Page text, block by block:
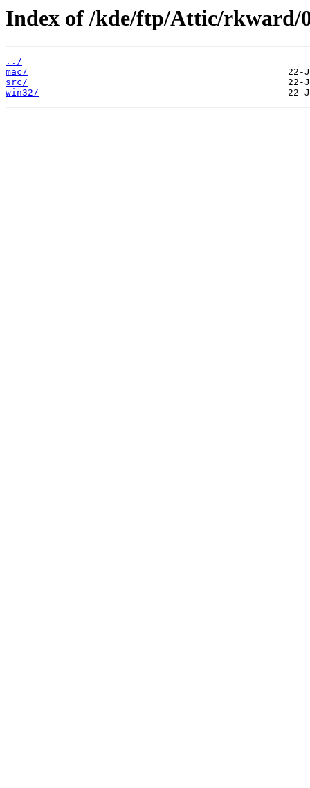
Index of /kde/ftp/Attic/rkward/
../
mac/
src/
win32/